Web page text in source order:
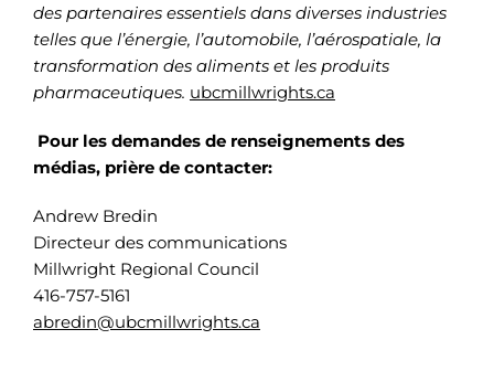
des partenaires essentiels dans diverses industries
telles que l’énergie, l’automobile, l’aérospatiale, la
transformation des aliments et les produits
pharmaceutiques. ubcmillwrights.ca
Pour les demandes de renseignements des
médias, prière de contacter:
Andrew Bredin
Directeur des communications
Millwright Regional Council
416-757-5161
abredin@ubcmillwrights.ca